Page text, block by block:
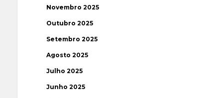
Novembro 2025
Outubro 2025
Setembro 2025
Agosto 2025
Julho 2025
Junho 2025